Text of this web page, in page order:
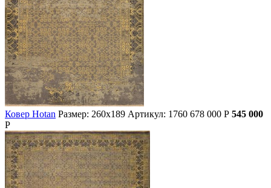
Ковер Hotan Размер: 260х189 Артикул: 1760 678 000 Р 545 000
Р